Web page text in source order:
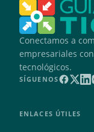
Conectamos a
empresariales
tecnológicos.
SÍGUENOS
ENLACES ÚTILES